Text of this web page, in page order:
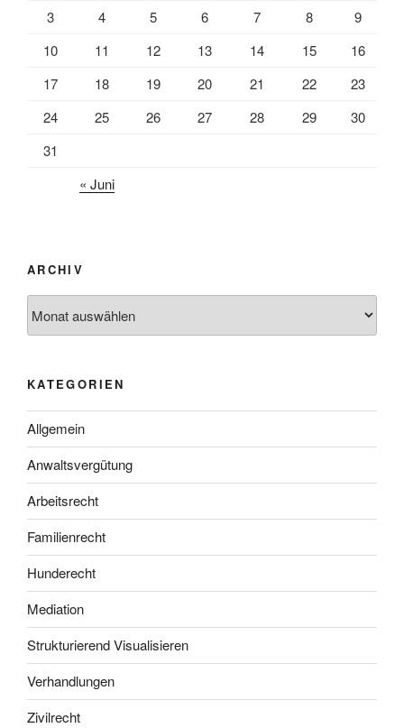
3
4 5 6 7 8
9
10
11 12 13 14 15
16
17
18 19 20 21 22
23
24
25 26 27 28 29
30
31
« Juni
ARCHIV
KATEGORIEN
Allgemein
Anwaltsvergütung
Arbeitsrecht
Familienrecht
Hunderecht
Mediation
Strukturierend Visualisieren
Verhandlungen
Zivilrecht